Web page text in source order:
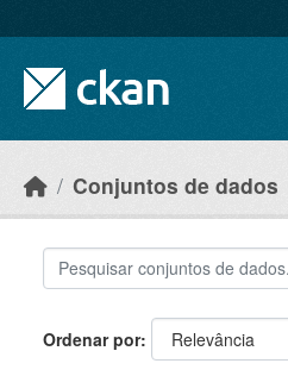
Conjuntos de dados
Ordenar por